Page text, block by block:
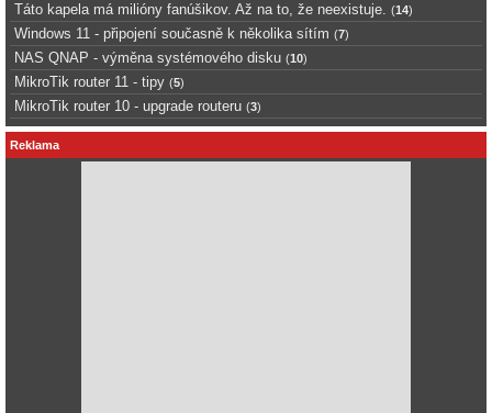
Táto kapela má milióny fanúšikov. Až na to, že neexistuje. (14)
Windows 11 - připojení současně k několika sítím (7)
NAS QNAP - výměna systémového disku (10)
MikroTik router 11 - tipy (5)
MikroTik router 10 - upgrade routeru (3)
Reklama